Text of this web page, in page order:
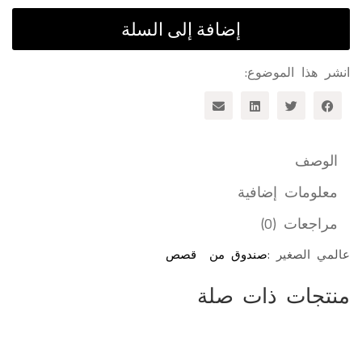
الأباريق
إضافة إلى السلة
انشر هذا الموضوع:
الوصف
معلومات إضافية
مراجعات (0)
عالمي الصغير : صندوق من قصص
منتجات ذات صلة